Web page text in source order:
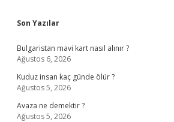
Sidebar
Son Yazılar
Bulgaristan mavi kart nasıl alınır ?
Ağustos 6, 2026
Kuduz insan kaç günde ölür ?
Ağustos 5, 2026
Avaza ne demektir ?
Ağustos 5, 2026